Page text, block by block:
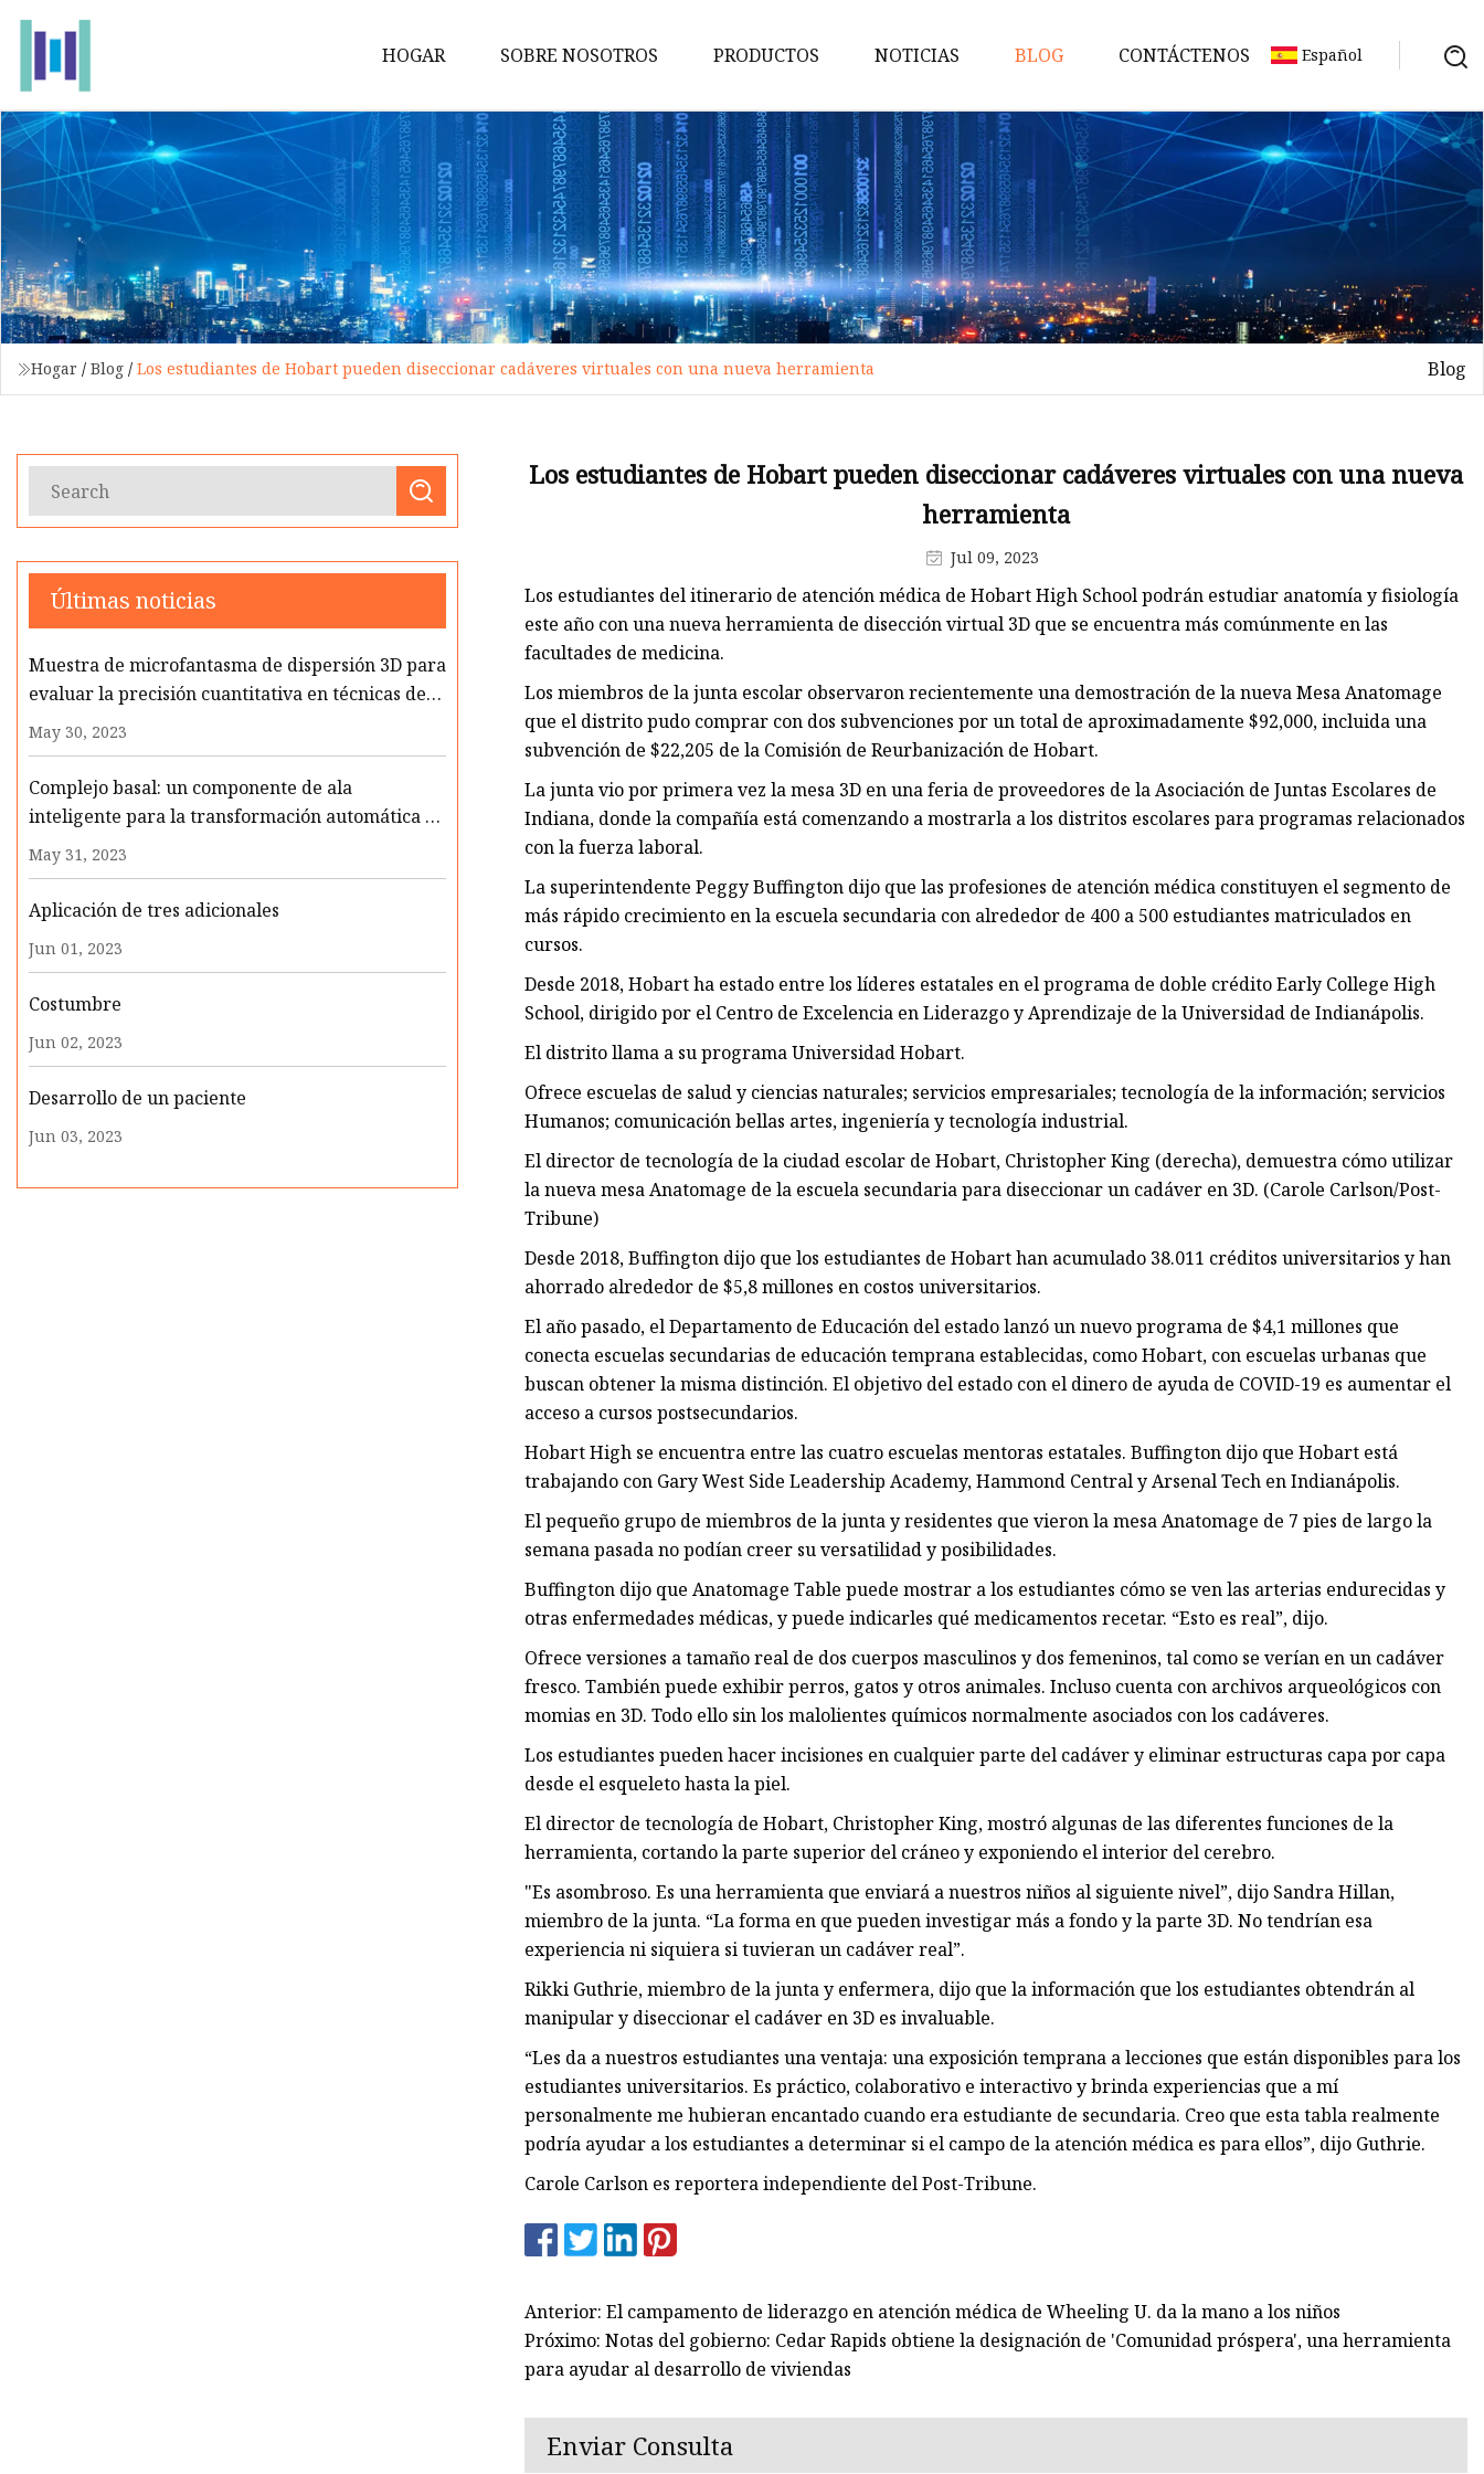
HOGAR SOBRE NOSOTROS PRODUCTOS
Anatomía Virtual
Modelo impreso en 3D
Plataforma de Enseñanza de
Morfología
Mesa de anatomía virtual
Sistema de anatomía virtual
Modelo humano impreso en 3D
NOTICIAS BLOG CONTÁCTENOS Español
Hogar / Blog / Los estudiantes de Hobart pueden diseccionar cadáveres virtuales con una nueva herramienta Blog
Últimas noticias
Muestra de microfantasma de dispersión 3D para
evaluar la precisión cuantitativa en técnicas de
microscopía de fase tomográfica
May 30, 2023
Complejo basal: un componente de ala
inteligente para la transformación automática de
formas
May 31, 2023
Aplicación de tres adicionales
Jun 01, 2023
Costumbre
Jun 02, 2023
Desarrollo de un paciente
Jun 03, 2023
Los estudiantes de Hobart pueden diseccionar cadáveres virtuales con una nueva
herramienta
Jul 09, 2023
Los estudiantes del itinerario de atención médica de Hobart High School podrán estudiar anatomía y fisiología
este año con una nueva herramienta de disección virtual 3D que se encuentra más comúnmente en las
facultades de medicina.
Los miembros de la junta escolar observaron recientemente una demostración de la nueva Mesa Anatomage
que el distrito pudo comprar con dos subvenciones por un total de aproximadamente $92,000, incluida una
subvención de $22,205 de la Comisión de Reurbanización de Hobart.
La junta vio por primera vez la mesa 3D en una feria de proveedores de la Asociación de Juntas Escolares de
Indiana, donde la compañía está comenzando a mostrarla a los distritos escolares para programas relacionados
con la fuerza laboral.
La superintendente Peggy Buffington dijo que las profesiones de atención médica constituyen el segmento de
más rápido crecimiento en la escuela secundaria con alrededor de 400 a 500 estudiantes matriculados en
cursos.
Desde 2018, Hobart ha estado entre los líderes estatales en el programa de doble crédito Early College High
School, dirigido por el Centro de Excelencia en Liderazgo y Aprendizaje de la Universidad de Indianápolis.
El distrito llama a su programa Universidad Hobart.
Ofrece escuelas de salud y ciencias naturales; servicios empresariales; tecnología de la información; servicios
Humanos; comunicación bellas artes, ingeniería y tecnología industrial.
El director de tecnología de la ciudad escolar de Hobart, Christopher King (derecha), demuestra cómo utilizar
la nueva mesa Anatomage de la escuela secundaria para diseccionar un cadáver en 3D. (Carole Carlson/Post-
Tribune)
Desde 2018, Buffington dijo que los estudiantes de Hobart han acumulado 38.011 créditos universitarios y han
ahorrado alrededor de $5,8 millones en costos universitarios.
El año pasado, el Departamento de Educación del estado lanzó un nuevo programa de $4,1 millones que
conecta escuelas secundarias de educación temprana establecidas, como Hobart, con escuelas urbanas que
buscan obtener la misma distinción. El objetivo del estado con el dinero de ayuda de COVID-19 es aumentar el
acceso a cursos postsecundarios.
Hobart High se encuentra entre las cuatro escuelas mentoras estatales. Buffington dijo que Hobart está
trabajando con Gary West Side Leadership Academy, Hammond Central y Arsenal Tech en Indianápolis.
El pequeño grupo de miembros de la junta y residentes que vieron la mesa Anatomage de 7 pies de largo la
semana pasada no podían creer su versatilidad y posibilidades.
Buffington dijo que Anatomage Table puede mostrar a los estudiantes cómo se ven las arterias endurecidas y
otras enfermedades médicas, y puede indicarles qué medicamentos recetar. “Esto es real”, dijo.
Ofrece versiones a tamaño real de dos cuerpos masculinos y dos femeninos, tal como se verían en un cadáver
fresco. También puede exhibir perros, gatos y otros animales. Incluso cuenta con archivos arqueológicos con
momias en 3D. Todo ello sin los malolientes químicos normalmente asociados con los cadáveres.
Los estudiantes pueden hacer incisiones en cualquier parte del cadáver y eliminar estructuras capa por capa
desde el esqueleto hasta la piel.
El director de tecnología de Hobart, Christopher King, mostró algunas de las diferentes funciones de la
herramienta, cortando la parte superior del cráneo y exponiendo el interior del cerebro.
"Es asombroso. Es una herramienta que enviará a nuestros niños al siguiente nivel”, dijo Sandra Hillan,
miembro de la junta. “La forma en que pueden investigar más a fondo y la parte 3D. No tendrían esa
experiencia ni siquiera si tuvieran un cadáver real”.
Rikki Guthrie, miembro de la junta y enfermera, dijo que la información que los estudiantes obtendrán al
manipular y diseccionar el cadáver en 3D es invaluable.
“Les da a nuestros estudiantes una ventaja: una exposición temprana a lecciones que están disponibles para los
estudiantes universitarios. Es práctico, colaborativo e interactivo y brinda experiencias que a mí
personalmente me hubieran encantado cuando era estudiante de secundaria. Creo que esta tabla realmente
podría ayudar a los estudiantes a determinar si el campo de la atención médica es para ellos”, dijo Guthrie.
Carole Carlson es reportera independiente del Post-Tribune.
Anterior: El campamento de liderazgo en atención médica de Wheeling U. da la mano a los niños
Próximo: Notas del gobierno: Cedar Rapids obtiene la designación de 'Comunidad próspera', una herramienta
para ayudar al desarrollo de viviendas
Enviar Consulta